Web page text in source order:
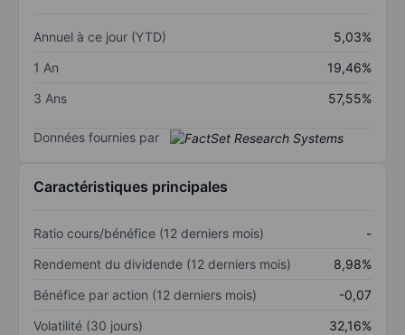
Annuel à ce jour (YTD)
5,03%
1 An
19,46%
3 Ans
57,55%
Données fournies par
Caractéristiques principales
Ratio cours/bénéfice (12 derniers mois)
-
Rendement du dividende (12 derniers mois)
8,98%
Bénéfice par action (12 derniers mois)
-0,07
Volatilité (30 jours)
32,16%